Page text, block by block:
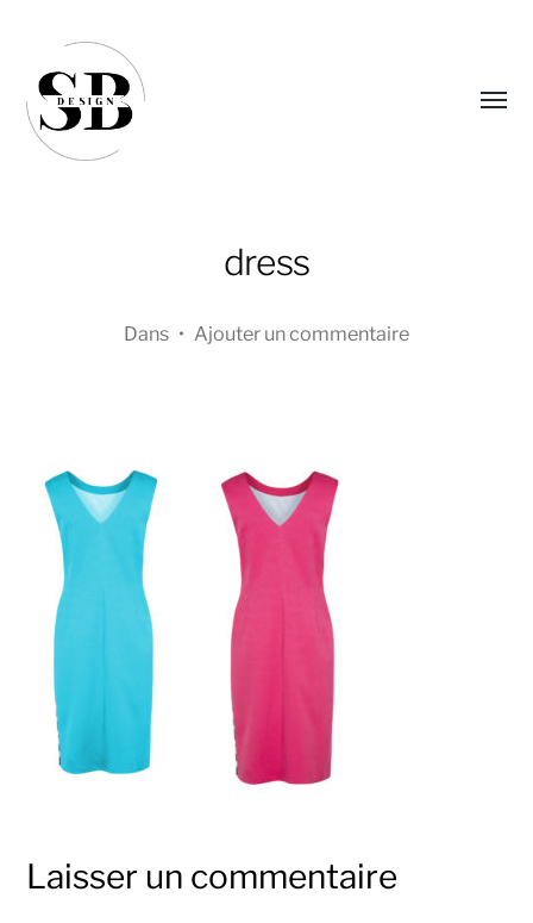
Boucher
dress
Dans • Ajouter un commentaire
Laisser un commentaire